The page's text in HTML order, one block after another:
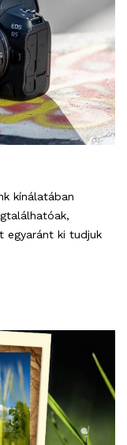
kínálatában
egyaránt ki tudjuk